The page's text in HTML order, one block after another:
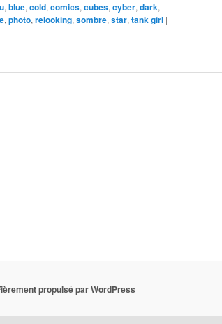
, blue, cold, comics, cubes, cyber, dark,
, photo, relooking, sombre, star, tank girl |
propulsé par WordPress